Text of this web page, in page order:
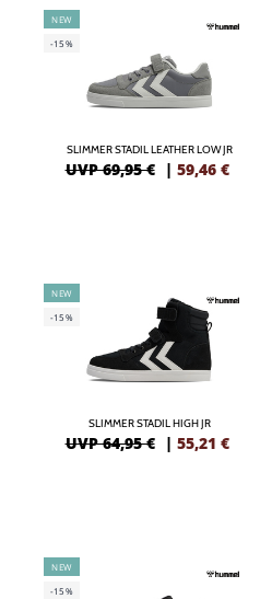
NEW
-15%
SLIMMER STADIL LEATHER LOW JR
UVP 69,95 € | 59,46 €
NEW
-15%
SLIMMER STADIL HIGH JR
UVP 64,95 € | 55,21 €
NEW
-15%